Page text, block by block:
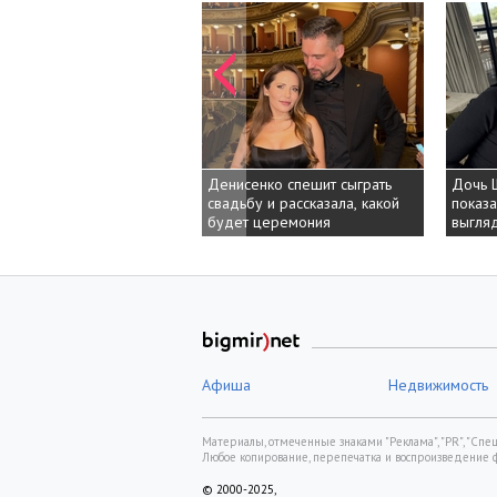
Денисенко спешит сыграть
свадьбу и рассказала, какой
будет церемония
Дочь
показала,
выглядит
Дочь
показала,
выглядит
Афиша Недвижимость
Материалы, отмеченные знаками "Реклама", "PR",
Любое копирование, перепечатка и
© 2000-2025,